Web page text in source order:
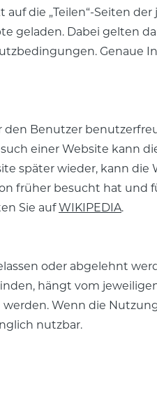
die „Teilen“-Seiten
geladen. Dabei gelten
Genaue
Benutzer
einer Website kann
später wieder, kann
früher besucht hat
Sie aufWIKIPEDIA.
oder abgelehnt
hängt vom
Wenn die
nutzbar.